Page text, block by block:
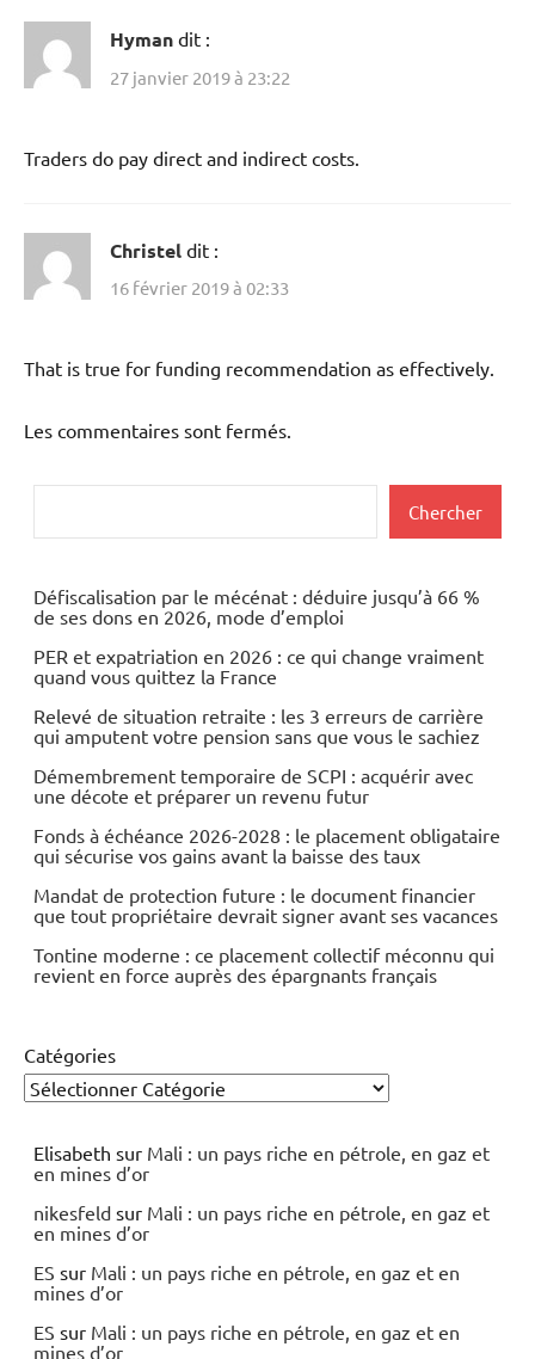
Hyman dit :
27 janvier 2019 à 23:22
Traders do pay direct and indirect costs.
Christel dit :
16 février 2019 à 02:33
That is true for funding recommendation as effectively.
Les commentaires sont fermés.
Chercher
Défiscalisation par le mécénat : déduire jusqu’à 66 %
de ses dons en 2026, mode d’emploi
PER et expatriation en 2026 : ce qui change vraiment
quand vous quittez la France
Relevé de situation retraite : les 3 erreurs de carrière
qui amputent votre pension sans que vous le sachiez
Démembrement temporaire de SCPI : acquérir avec
une décote et préparer un revenu futur
Fonds à échéance 2026-2028 : le placement obligataire
qui sécurise vos gains avant la baisse des taux
Mandat de protection future : le document financier
que tout propriétaire devrait signer avant ses vacances
Tontine moderne : ce placement collectif méconnu qui
revient en force auprès des épargnants français
Catégories
Elisabeth sur Mali : un pays riche en pétrole, en gaz et
en mines d’or
nikesfeld sur Mali : un pays riche en pétrole, en gaz et
en mines d’or
ES sur Mali : un pays riche en pétrole, en gaz et en
mines d’or
ES sur Mali : un pays riche en pétrole, en gaz et en
mines d’or